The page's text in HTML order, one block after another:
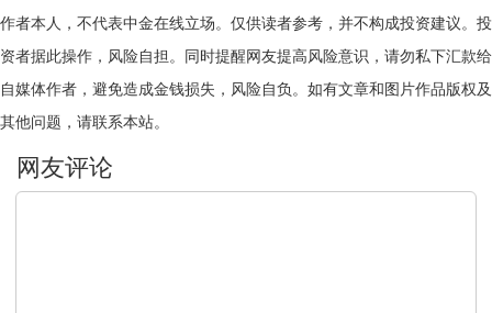
作者本人，不代表中金在线立场。仅供读者参考，并不构成投资建议。投
资者据此操作，风险自担。同时提醒网友提高风险意识，请勿私下汇款给
自媒体作者，避免造成金钱损失，风险自负。如有文章和图片作品版权及
其他问题，请联系本站。